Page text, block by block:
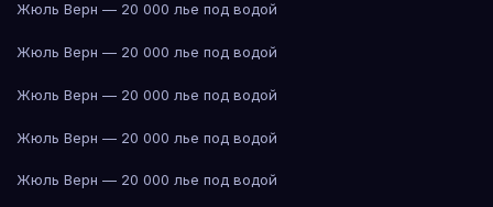
Жюль Верн — 20 000 лье под водой
Жюль Верн — 20 000 лье под водой
Жюль Верн — 20 000 лье под водой
Жюль Верн — 20 000 лье под водой
Жюль Верн — 20 000 лье под водой